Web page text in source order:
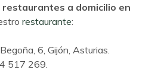
restaurantes a domicilio en
restaurante:
6, Gijón, Asturias.
517 269.